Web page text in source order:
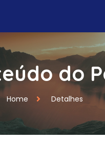
do
Home Detalhes